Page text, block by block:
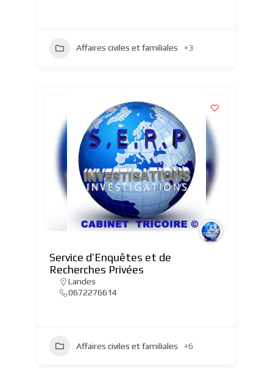
Affaires civiles et familiales +3
Service d’Enquêtes et de
Recherches Privées
Landes
0672276614
Affaires civiles et familiales +6